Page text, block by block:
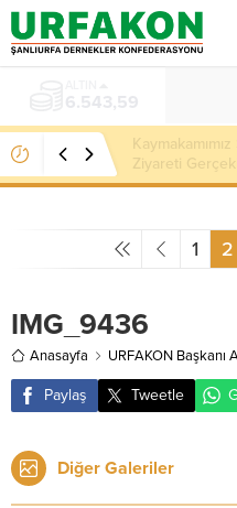
6.543,59
Ziyareti
1 2
IMG_9436
Anasayfa URFAKON Başkanı
Paylaş Tweetle
Diğer Galeriler